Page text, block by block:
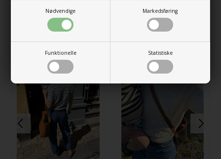
Nødvendige Markedsføring
Funktionelle Statistiske
Relaterede produkter